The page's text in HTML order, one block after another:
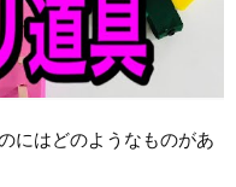
にはどのようなものがあ